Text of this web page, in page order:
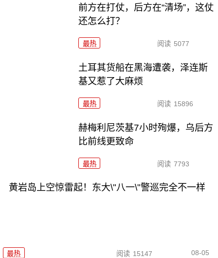
前方在打仗，后方在“清场”，这仗
还怎么打？
最热 阅读 5077
土耳其货船在黑海遭袭，泽连斯
基又惹了大麻烦
最热 阅读 15896
赫梅利尼茨基7小时殉爆，乌后方
比前线更致命
最热 阅读 7793
黄岩岛上空惊雷起！东大\"八一\"警巡完全不一样
最热 阅读 15147 08-05